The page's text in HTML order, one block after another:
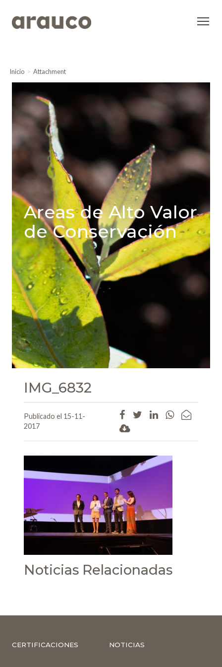
Inicio Attachment
Areas de Alto Valor
de Conservación
IMG_6832
Publicado el 15-11-
2017
Noticias Relacionadas
CERTIFICACIONES NOTICIAS